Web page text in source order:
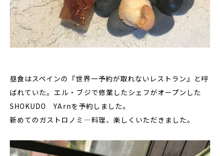
昼食はスペインの『世界一予約が取れないレストラン』と呼
ばれていた。エル・ブジで修業したシェフがオープンした
SHOKUDO YArnを予約しました。
新めてのガストロノミ―料理、楽しくいただきました。